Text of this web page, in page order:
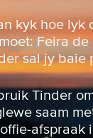
kyk hoe lyk
Feira
sal jy baie
Tinder
saam
afspraak